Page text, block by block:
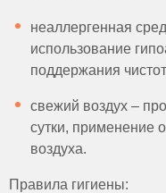
неаллергенная
использование
поддержания
свежий воздух –
сутки, применение
воздуха.
Правила гигиены: